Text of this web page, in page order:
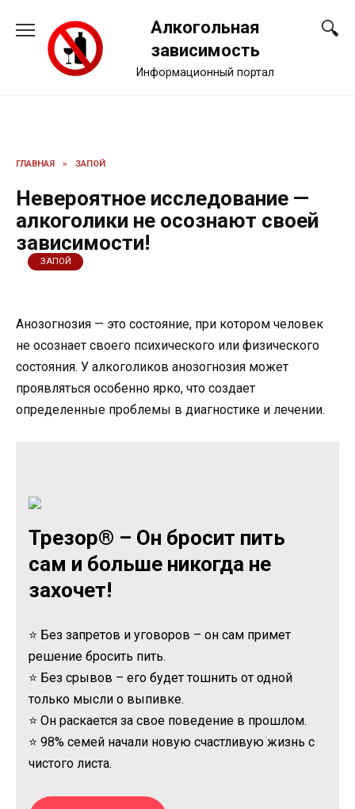
содержанию
Алкогольная
зависимость
Информационный портал
ГЛАВНАЯ » ЗАПОЙ
Невероятное исследование —
алкоголики не осознают своей
зависимости!
ЗАПОЙ
Анозогнозия — это состояние, при котором человек
не осознает своего психического или физического
состояния. У алкоголиков анозогнозия может
проявляться особенно ярко, что создает
определенные проблемы в диагностике и лечении.
Трезор® – Он бросит пить
сам и больше никогда не
захочет!
⭐ Без запретов и уговоров – он сам примет
решение бросить пить.
⭐ Без срывов – его будет тошнить от одной
только мысли о выпивке.
⭐ Он раскается за свое поведение в прошлом.
⭐ 98% семей начали новую счастливую жизнь с
чистого листа.